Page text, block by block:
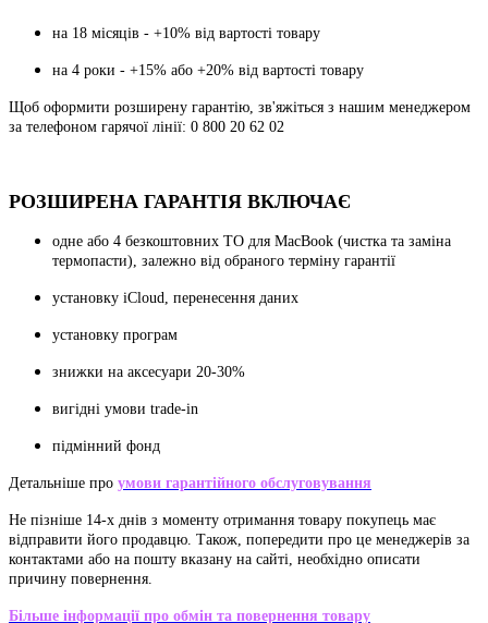
на 18 місяців - +10% від вартості товару
на 4 роки - +15% або +20% від вартості товару
Щоб оформити розширену гарантію, зв'яжіться з нашим менеджером
за телефоном гарячої лінії: 0 800 20 62 02
РОЗШИРЕНА ГАРАНТІЯ ВКЛЮЧАЄ
одне або 4 безкоштовних ТО для MacBook (чистка та заміна
термопасти), залежно від обраного терміну гарантії
установку iCloud, перенесення даних
установку програм
знижки на аксесуари 20-30%
вигідні умови trade-in
підмінний фонд
Детальніше про умови гарантійного обслуговування
Не пізніше 14-х днів з моменту отримання товару покупець має
відправити його продавцю. Також, попередити про це менеджерів за
контактами або на пошту вказану на сайті, необхідно описати
причину повернення.
Більше інформації про обмін та повернення товару